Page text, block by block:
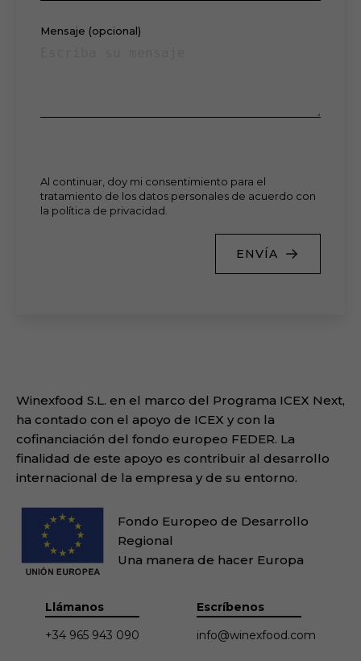
Mensaje (opcional)
Al continuar, doy mi consentimiento para el
tratamiento de los datos personales de acuerdo con
la política de privacidad.
ENVÍA
Winexfood S.L. en el marco del Programa ICEX Next,
ha contado con el apoyo de ICEX y con la
cofinanciación del fondo europeo FEDER. La
finalidad de este apoyo es contribuir al desarrollo
internacional de la empresa y de su entorno.
Fondo Europeo de Desarrollo
Regional
Una manera de hacer Europa
Llámanos
+34 965 943 090
Escríbenos
info@winexfood.com